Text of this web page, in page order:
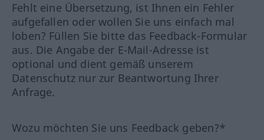
Fehlt eine Übersetzung, ist Ihnen ein Fehler
aufgefallen oder wollen Sie uns einfach mal
loben? Füllen Sie bitte das Feedback-Formular
aus. Die Angabe der E-Mail-Adresse ist
optional und dient gemäß unserem
Datenschutz nur zur Beantwortung Ihrer
Anfrage.
Wozu möchten Sie uns Feedback geben?*